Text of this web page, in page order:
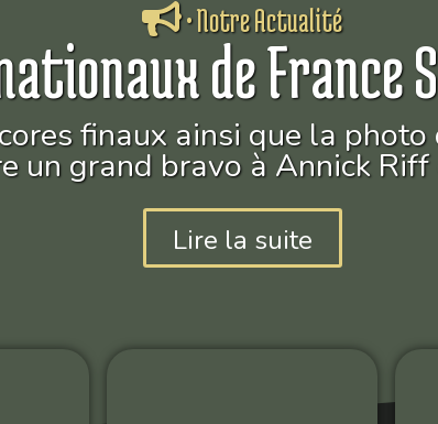
• Notre Actualité
de France
finaux ainsi que la
un grand bravo à Annick
Lire la suite